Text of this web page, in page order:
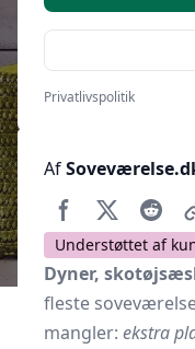
Af
Understøttet af
Dyner,
fleste
mangler: ekstra
Privatlivspolitik